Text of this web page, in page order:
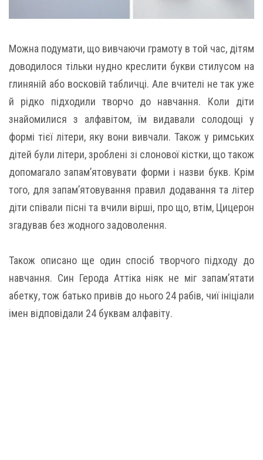
Можна подумати, що вивчаючи грамоту в той час, дітям
доводилося тільки нудно креслити букви стилусом на
глиняній або восковій табличці. Але вчителі не так уже
й рідко підходили творчо до навчання. Коли діти
знайомилися з алфавітом, їм видавали солодощі у
формі тієї літери, яку вони вивчали. Також у римських
дітей були літери, зроблені зі слонової кістки, що також
допомагало запам’ятовувати форми і назви букв. Крім
того, для запам’ятовування правил додавання та літер
діти співали пісні та вчили вірші, про що, втім, Цицерон
згадував без жодного задоволення.
Також описано ще один спосіб творчого підходу до
навчання. Син Герода Аттіка ніяк не міг запам’ятати
абетку, тож батько привів до нього 24 рабів, чиї ініціали
імен відповідали 24 буквам алфавіту.